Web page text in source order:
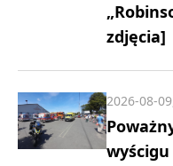
zdjęcia]
2026-08-